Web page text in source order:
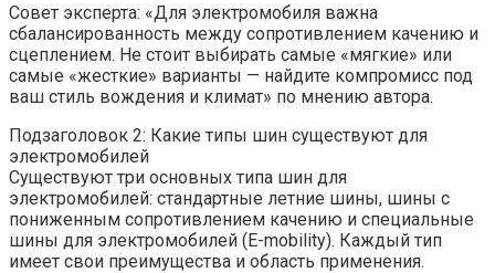
Совет эксперта: «Для электромобиля важна
сбалансированность между сопротивлением качению и
сцеплением. Не стоит выбирать самые «мягкие» или
самые «жесткие» варианты — найдите компромисс под
ваш стиль вождения и климат» по мнению автора.
Подзаголовок 2: Какие типы шин существуют для
электромобилей
Существуют три основных типа шин для
электромобилей: стандартные летние шины, шины с
пониженным сопротивлением качению и специальные
шины для электромобилей (E-mobility). Каждый тип
имеет свои преимущества и область применения.